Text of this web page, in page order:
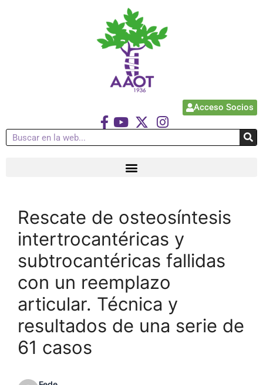
Acceso Socios
Rescate de osteosíntesis
intertrocantéricas y
subtrocantéricas fallidas
con un reemplazo
articular. Técnica y
resultados de una serie de
61 casos